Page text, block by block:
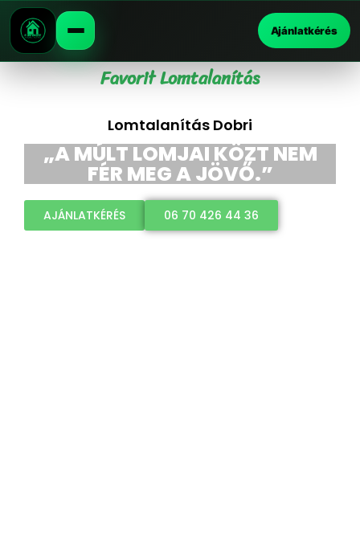
Ajánlatkérés
Favorit Lomtalanítás
Lomtalanítás Dobri
„A MÚLT LOMJAI KÖZT NEM
FÉR MEG A JÖVŐ.”
AJÁNLATKÉRÉS 06 70 426 44 36